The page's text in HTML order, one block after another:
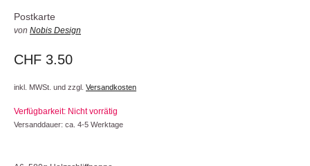
Postkarte
von Nobis Design
CHF 3.50
inkl. MWSt. und zzgl. Versandkosten
Verfügbarkeit: Nicht vorrätig
Versanddauer: ca. 4-5 Werktage